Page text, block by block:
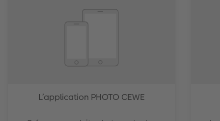
L’application PHOTO CEWE